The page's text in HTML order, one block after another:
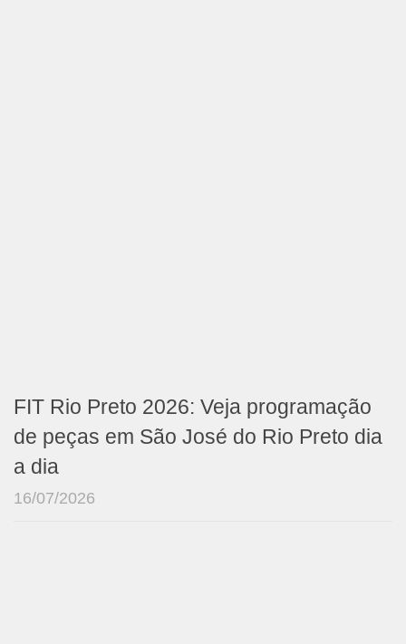
FIT Rio Preto 2026: Veja programação
de peças em São José do Rio Preto dia
a dia
16/07/2026